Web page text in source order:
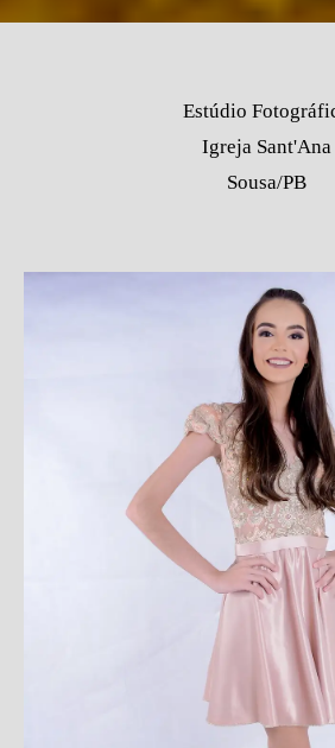
Estúdio
Igreja Sant'Ana
Sousa/PB